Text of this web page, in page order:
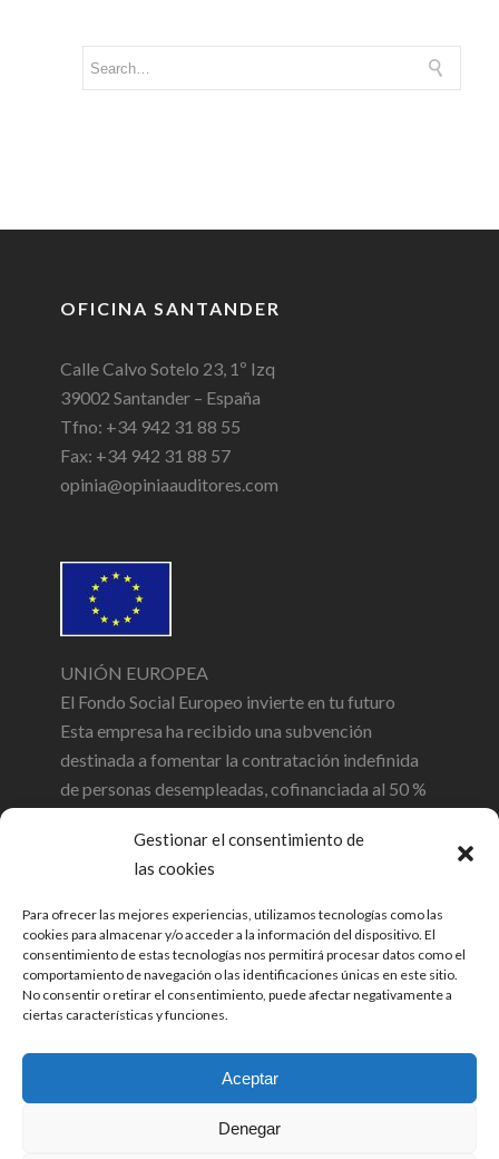
Gestionar el consentimiento de
las cookies
Para ofrecer las mejores experiencias, utilizamos tecnologías como las
cookies para almacenar y/o acceder a la información del dispositivo. El
consentimiento de estas tecnologías nos permitirá procesar datos como el
comportamiento de navegación o las identificaciones únicas en este sitio.
No consentir o retirar el consentimiento, puede afectar negativamente a
ciertas características y funciones.
Aceptar
Denegar
OFICINA SANTANDER
Calle Calvo Sotelo 23, 1º Izq
39002 Santander – España
Tfno: +34 942 31 88 55
Fax: +34 942 31 88 57
opinia@opiniaauditores.com
UNIÓN EUROPEA
El Fondo Social Europeo invierte en tu futuro
Esta empresa ha recibido una subvención
destinada a fomentar la contratación indefinida
de personas desempleadas, cofinanciada al 50 %
Europeo a través del Programa Operativo FSE de
Cantabria 2014-2020
© 2026 Opinia Auditores SL. Todos los
derechos reservados. |Política de